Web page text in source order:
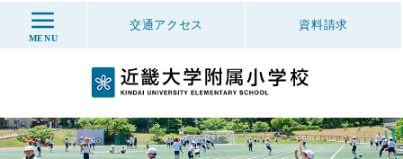
MENU
交通アクセス 資料請求